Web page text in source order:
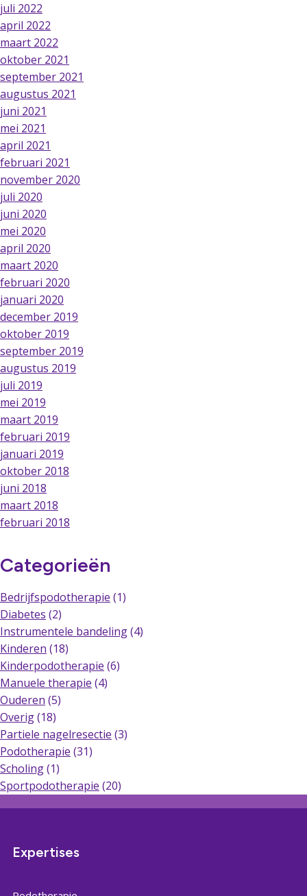
juli 2022
april 2022
maart 2022
oktober 2021
september 2021
augustus 2021
juni 2021
mei 2021
april 2021
februari 2021
november 2020
juli 2020
juni 2020
mei 2020
april 2020
maart 2020
februari 2020
januari 2020
december 2019
oktober 2019
september 2019
augustus 2019
juli 2019
mei 2019
maart 2019
februari 2019
januari 2019
oktober 2018
juni 2018
maart 2018
februari 2018
Categorieën
Bedrijfspodotherapie (1)
Diabetes (2)
Instrumentele bandeling(4)
Kinderen (18)
Kinderpodotherapie (6)
Manuele therapie (4)
Ouderen (5)
Overig(18)
Partiele nagelresectie (3)
Podotherapie (31)
Scholing(1)
Sportpodotherapie (20)
Expertises